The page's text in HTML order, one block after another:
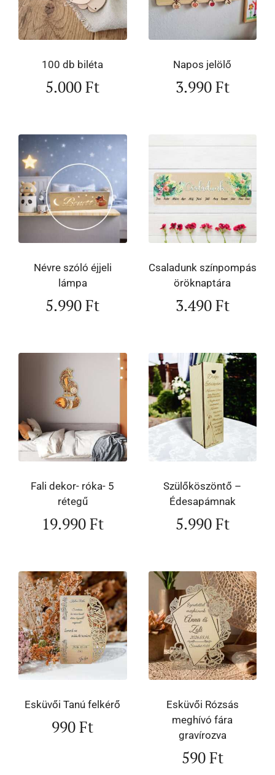
100 db biléta
5.000Ft
Napos jelölő
3.990Ft
Névre szóló éjjeli
lámpa
5.990Ft
Csaladunk színpompás
öröknaptára
3.490Ft
Fali dekor- róka- 5
rétegű
19.990Ft
Szülőköszöntő –
Édesapámnak
5.990Ft
Esküvői Tanú felkérő
990Ft
Esküvői Rózsás
meghívó fára
gravírozva
590Ft